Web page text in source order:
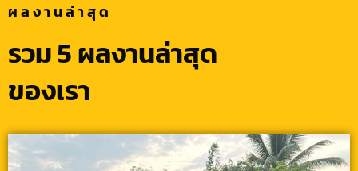
ผลงานล่าสุด
รวม 5 ผลงานล่าสุด
ของเรา